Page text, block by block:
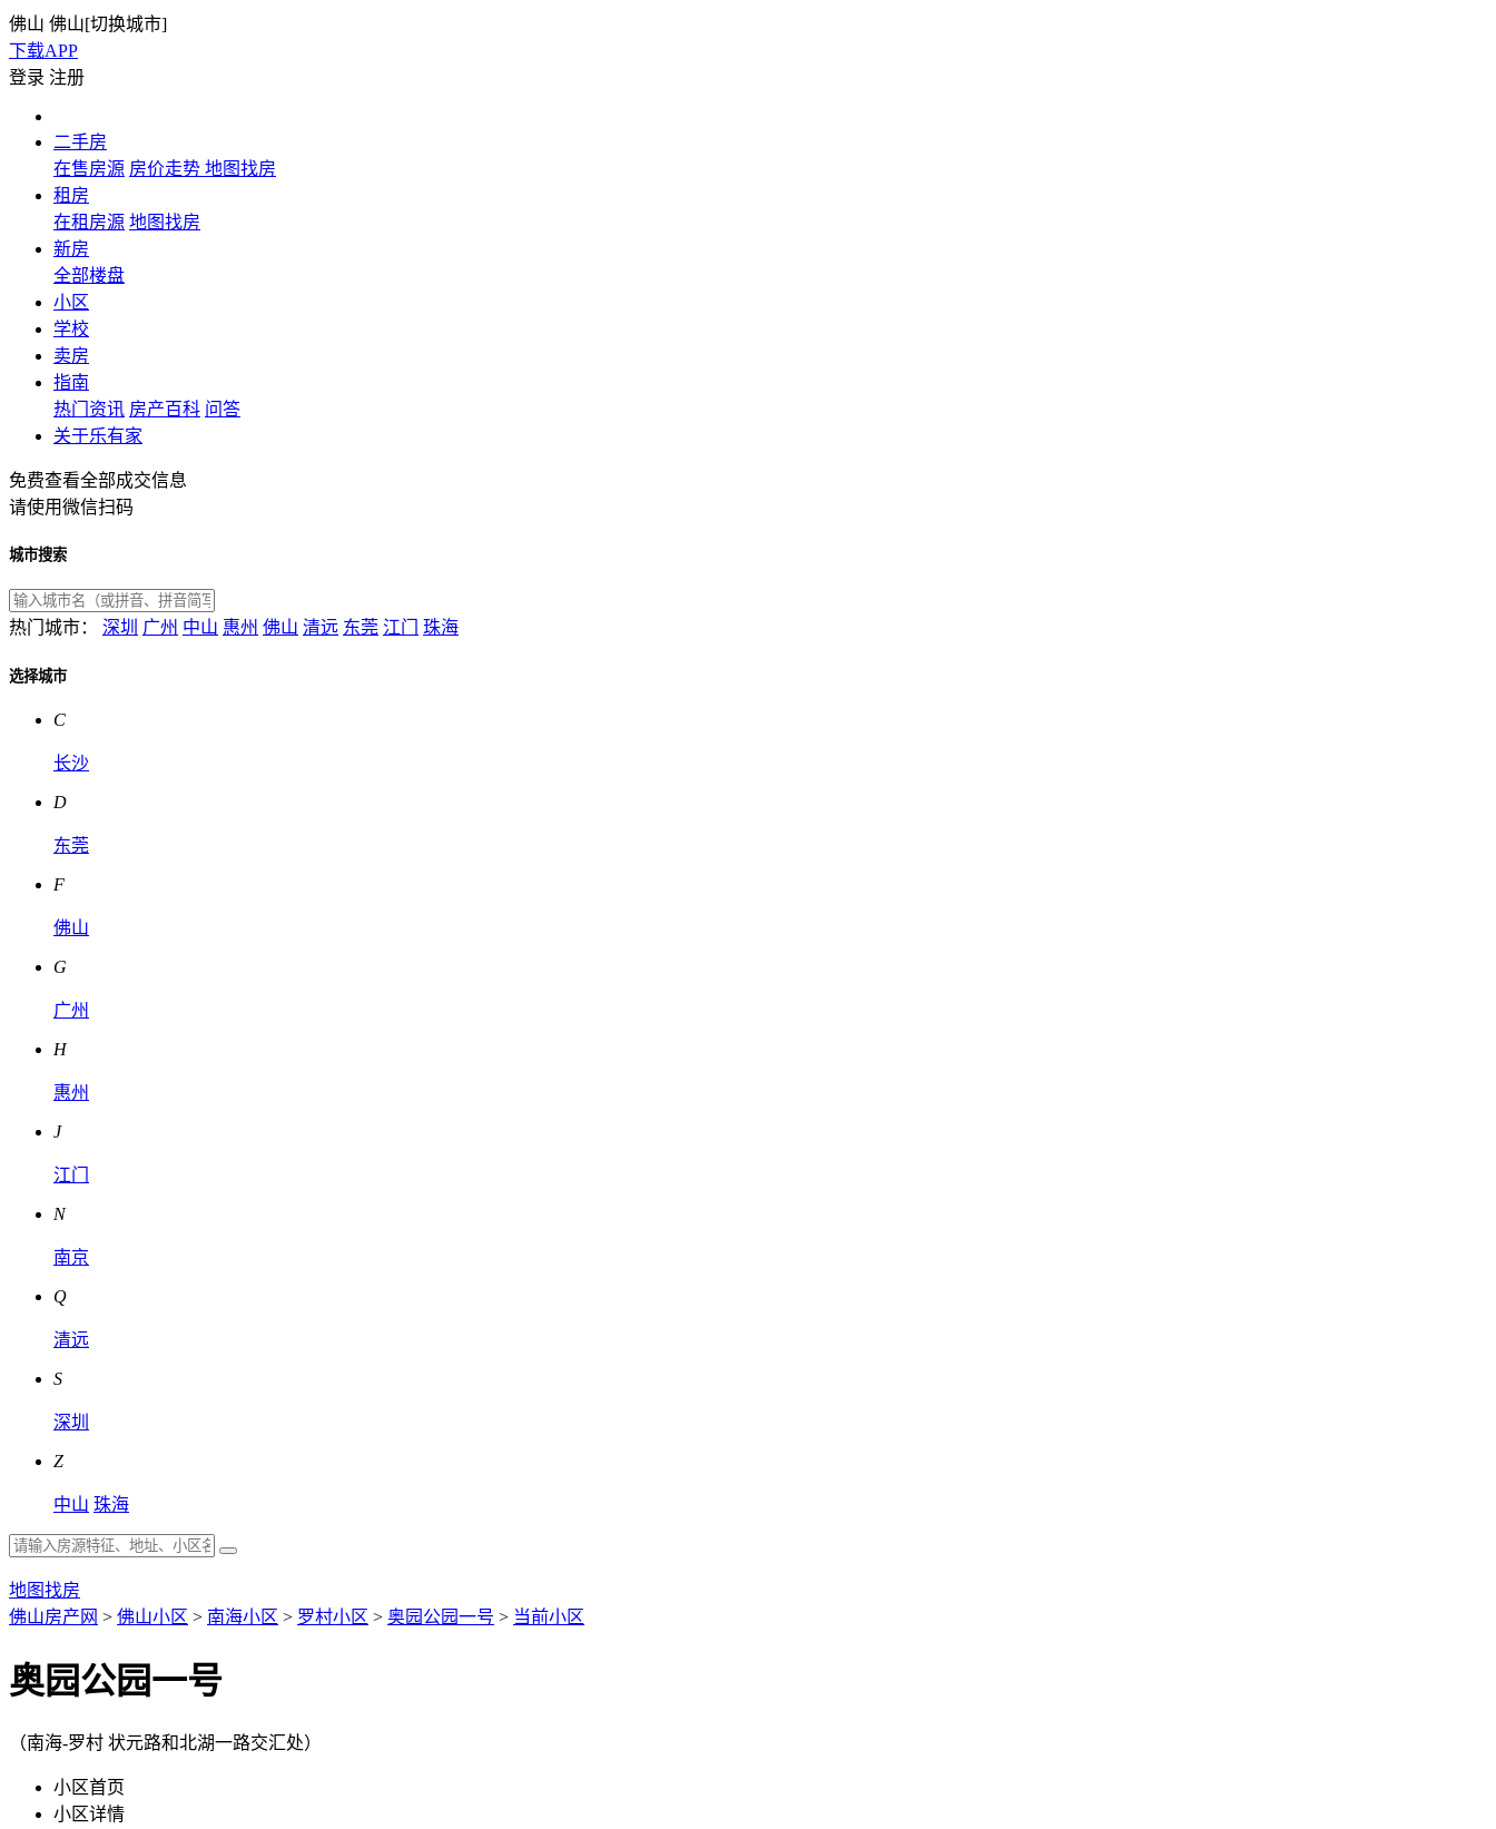
佛山 佛山[切换城市]
下载APP
登录 注册
二手房
在售房源 房价走势 地图找房
租房
在租房源 地图找房
新房
全部楼盘
小区
学校
卖房
指南
热门资讯 房产百科 问答
关于乐有家
免费查看全部成交信息
请使用微信扫码
城市搜索
热门城市： 深圳 广州 中山 惠州 佛山 清远 东莞 江门 珠海
选择城市
C
长沙
D
东莞
F
佛山
G
广州
H
惠州
J
江门
N
南京
Q
清远
S
深圳
Z
中山 珠海
地图找房
佛山房产网 > 佛山小区 > 南海小区 > 罗村小区 > 奥园公园一号 > 当前小区
奥园公园一号
（南海-罗村 状元路和北湖一路交汇处）
小区首页
小区详情